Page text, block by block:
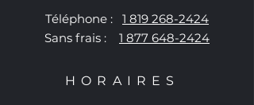
Téléphone : 1 819 268-2424
Sans frais : 1 877 648-2424
HORAIRES